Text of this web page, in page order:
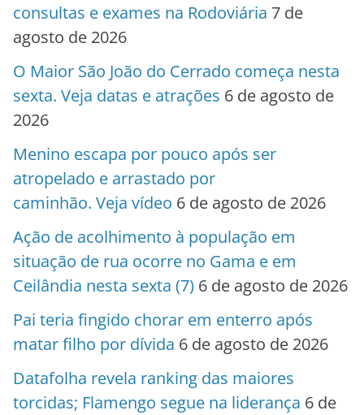
consultas e exames na Rodoviária 7 de
agosto de 2026
O Maior São João do Cerrado começa nesta
sexta. Veja datas e atrações 6 de agosto de
2026
Menino escapa por pouco após ser
atropelado e arrastado por
caminhão. Veja vídeo 6 de agosto de 2026
Ação de acolhimento à população em
situação de rua ocorre no Gama e em
Ceilândia nesta sexta (7) 6 de agosto de 2026
Pai teria fingido chorar em enterro após
matar filho por dívida 6 de agosto de 2026
Datafolha revela ranking das maiores
torcidas; Flamengo segue na liderança 6 de